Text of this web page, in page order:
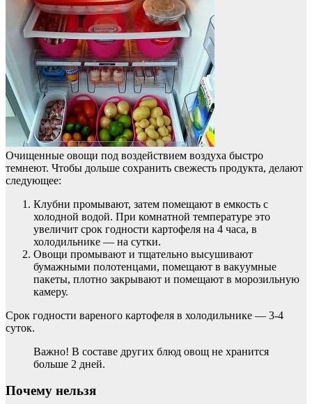
Очищенные овощи под воздействием воздуха быстро
темнеют. Чтобы дольше сохранить свежесть продукта, делают
следующее:
Клубни промывают, затем помещают в емкость с
холодной водой. При комнатной температуре это
увеличит срок годности картофеля на 4 часа, в
холодильнике — на сутки.
Овощи промывают и тщательно высушивают
бумажными полотенцами, помещают в вакуумные
пакеты, плотно закрывают и помещают в морозильную
камеру.
Срок годности вареного картофеля в холодильнике — 3-4
суток.
Важно! В составе других блюд овощ не хранится
больше 2 дней.
Почему нельзя